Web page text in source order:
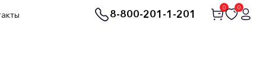
8-800-201-1-201
0 0